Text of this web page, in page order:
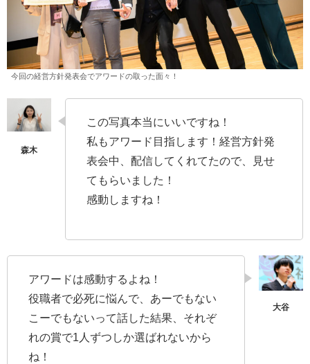
今回の経営方針発表会でアワードの取った面々！
この写真本当にいいですね！
私もアワード目指します！経営方針発
表会中、配信してくれてたので、見せ
てもらいました！
感動しますね！
アワードは感動するよね！
役職者で必死に悩んで、あーでもない
こーでもないって話した結果、それぞ
れの賞で1人ずつしか選ばれないから
ね！